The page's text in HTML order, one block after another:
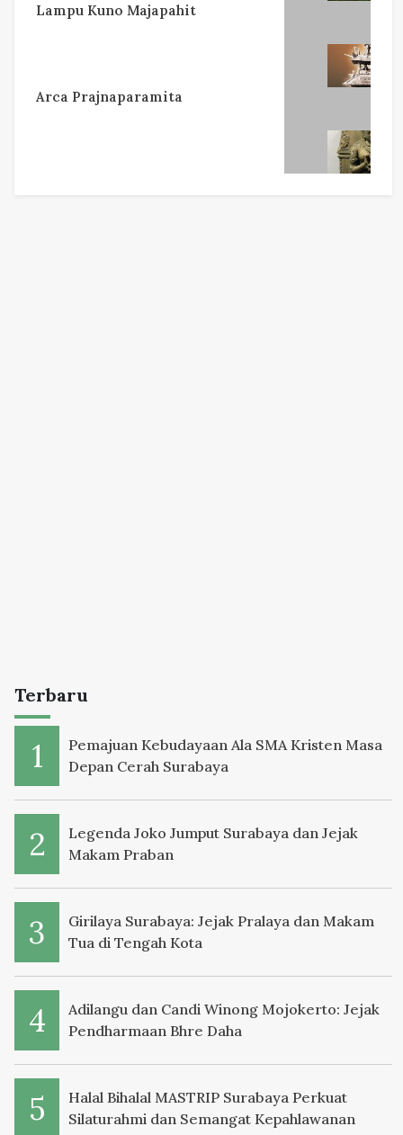
Lampu Kuno Majapahit
Arca Prajnaparamita
Terbaru
Pemajuan Kebudayaan Ala SMA Kristen Masa
Depan Cerah Surabaya
Legenda Joko Jumput Surabaya dan Jejak
Makam Praban
Girilaya Surabaya: Jejak Pralaya dan Makam
Tua di Tengah Kota
Adilangu dan Candi Winong Mojokerto: Jejak
Pendharmaan Bhre Daha
Halal Bihalal MASTRIP Surabaya Perkuat
Silaturahmi dan Semangat Kepahlawanan